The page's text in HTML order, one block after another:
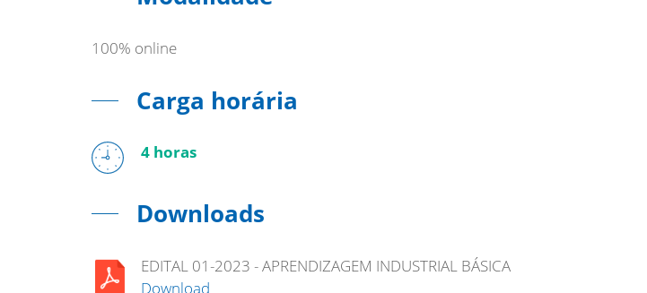
100% online
Carga horária
4 horas
Downloads
EDITAL 01-2023 - APRENDIZAGEM INDUSTRIAL BÁSICA
Download